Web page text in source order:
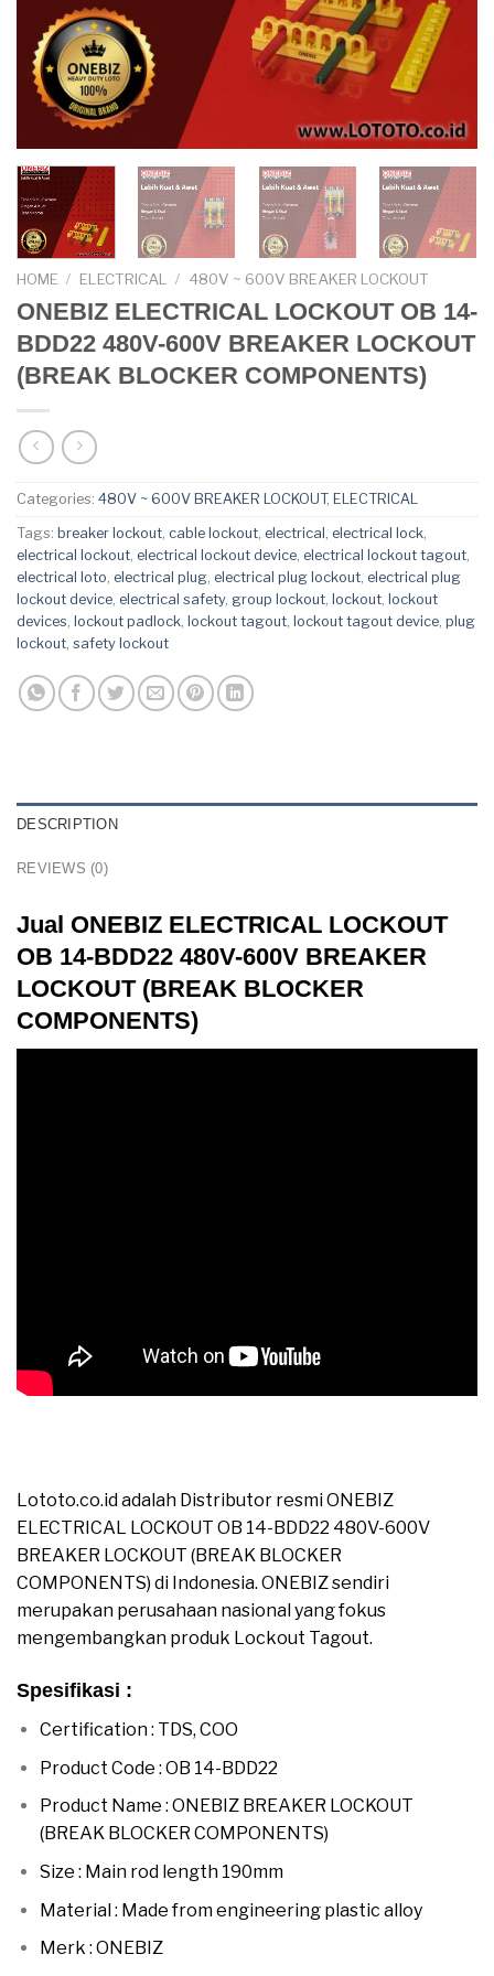
HOME / ELECTRICAL / 480V ~ 600V BREAKER LOCKOUT
ONEBIZ ELECTRICAL LOCKOUT OB 14-
BDD22 480V-600V BREAKER LOCKOUT
(BREAK BLOCKER COMPONENTS)
Categories: 480V ~ 600V BREAKER LOCKOUT, ELECTRICAL
Tags: breaker lockout, cable lockout, electrical , electrical lock,
electrical lockout, electrical lockout device, electrical lockout tagout,
electrical loto, electrical plug, electrical plug lockout, electrical plug
lockout device, electrical safety, group lockout, lockout, lockout
devices, lockout padlock, lockout tagout, lockout tagout device, plug
lockout, safety lockout
DESCRIPTION
REVIEWS (0)
Jual ONEBIZ ELECTRICAL LOCKOUT
OB 14-BDD22 480V-600V BREAKER
LOCKOUT (BREAK BLOCKER
COMPONENTS)
Lototo.co.id adalah Distributor resmi ONEBIZ
ELECTRICAL LOCKOUT OB 14-BDD22 480V-600V
BREAKER LOCKOUT (BREAK BLOCKER
COMPONENTS) di Indonesia. ONEBIZ sendiri
merupakan perusahaan nasional yang fokus
mengembangkan produk Lockout Tagout.
Spesifikasi :
Certification : TDS, COO
Product Code : OB 14-BDD22
Product Name : ONEBIZ BREAKER LOCKOUT
(BREAK BLOCKER COMPONENTS)
Size : Main rod length 190mm
Material : Made from engineering plastic alloy
Merk : ONEBIZ